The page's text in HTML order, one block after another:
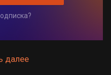
далее